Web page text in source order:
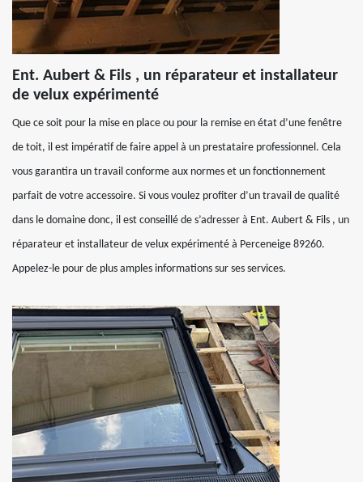
Ent. Aubert & Fils , un réparateur et installateur
de velux expérimenté
Que ce soit pour la mise en place ou pour la remise en état d’une fenêtre
de toit, il est impératif de faire appel à un prestataire professionnel. Cela
vous garantira un travail conforme aux normes et un fonctionnement
parfait de votre accessoire. Si vous voulez profiter d’un travail de qualité
dans le domaine donc, il est conseillé de s’adresser à Ent. Aubert & Fils , un
réparateur et installateur de velux expérimenté à Perceneige 89260.
Appelez-le pour de plus amples informations sur ses services.